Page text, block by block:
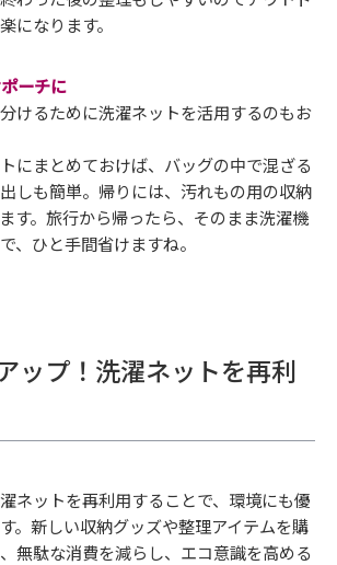
になります。
ーチに
けるために洗濯ネットを活用するのもお
にまとめておけば、バッグの中で混ざる
しも簡単。帰りには、汚れもの用の収納
す。旅行から帰ったら、そのまま洗濯機
、ひと手間省けますね。
ップ！洗濯ネットを再利
ネットを再利用することで、環境にも優
。新しい収納グッズや整理アイテムを購
無駄な消費を減らし、エコ意識を高める